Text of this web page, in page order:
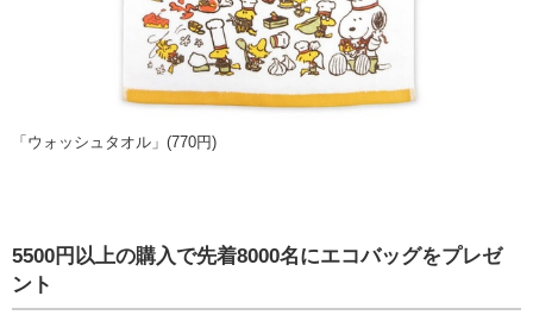
「ウォッシュタオル」(770円)
5500円以上の購入で先着8000名にエコバッグをプレゼ
ント